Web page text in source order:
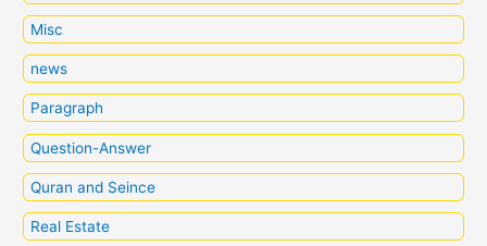
Misc
news
Paragraph
Question-Answer
Quran and Seince
Real Estate